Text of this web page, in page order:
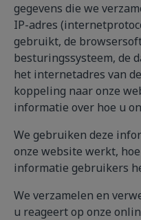
gegevens die we
IP-adres
gebruikt, de
besturingssysteem, de
het internetadres van
koppeling naar onze
informatie over hoe u
We gebruiken deze
onze website werkt,
informatie gebruikers
We verzamelen en
u reageert op onze